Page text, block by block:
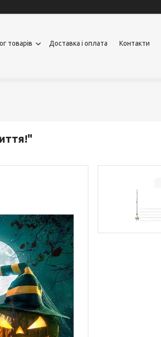
товарів Доставка і оплата Контакти